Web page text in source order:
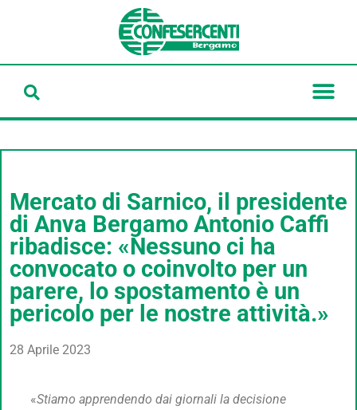
Mercato di Sarnico, il presidente
di Anva Bergamo Antonio Caffi
ribadisce: «Nessuno ci ha
convocato o coinvolto per un
parere, lo spostamento è un
pericolo per le nostre attività.»
28 Aprile 2023
«Stiamo apprendendo dai giornali la decisione